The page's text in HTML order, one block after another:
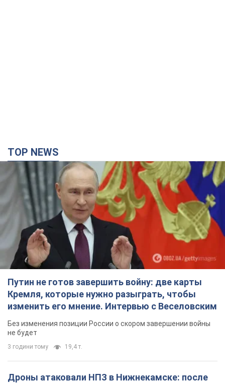
TOP NEWS
Путин не готов завершить войну: две карты
Кремля, которые нужно разыграть, чтобы
изменить его мнение. Интервью с Веселовским
Без изменения позиции России о скором завершении войны
не будет
3 години тому 19,4 т.
Дроны атаковали НПЗ в Нижнекамске: после